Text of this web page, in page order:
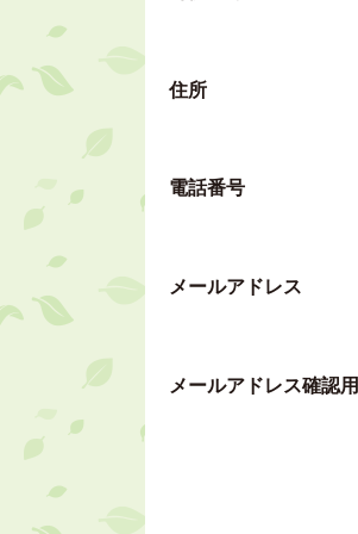
住所
電話番号
メールアドレス
メールアドレス確認用